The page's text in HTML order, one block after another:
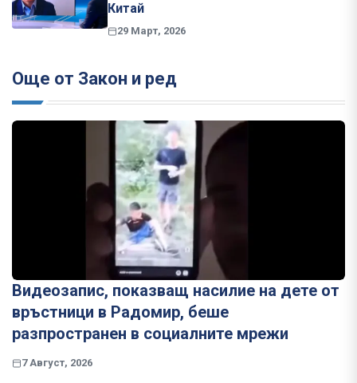
Китай
29 Март, 2026
Още от Закон и ред
Видеозапис, показващ насилие на дете от
връстници в Радомир, беше
разпространен в социалните мрежи
7 Август, 2026